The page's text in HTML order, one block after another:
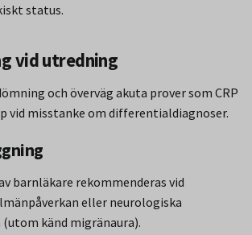
status.
vid utredning
och överväg akuta prover som CRP
vid misstanke om differentialdiagnoser.
barnläkare rekommenderas vid
eller neurologiska
känd migränaura).